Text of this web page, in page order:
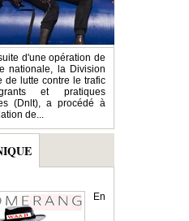
d'une opération de
nationale, la Division
de lutte contre le trafic
et pratiques
(Dnlt), a procédé à
de...
En